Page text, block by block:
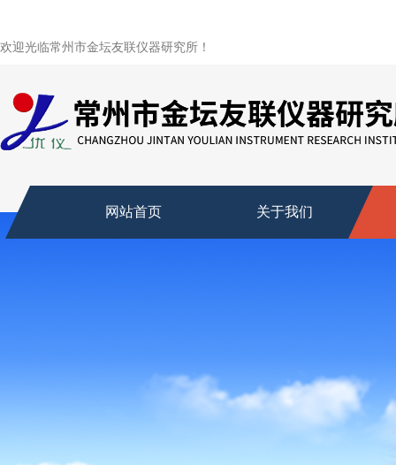
欢迎光临常州市金坛友联仪器研究所！
网站首页 关于我们